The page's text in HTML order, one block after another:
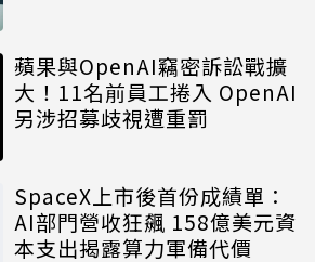
蘋果與OpenAI竊密訴訟戰擴
大！11名前員工捲入 OpenAI
另涉招募歧視遭重罰
SpaceX上市後首份成績單：
AI部門營收狂飆 158億美元資
本支出揭露算力軍備代價